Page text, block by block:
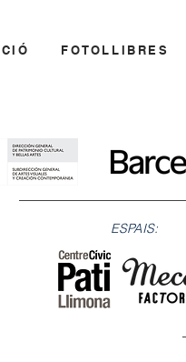
FOTOLLIBRES
ESPAIS: